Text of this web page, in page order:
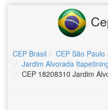
CEP Brasil CEP São Paulo
Jardim Alvorada
CEP 18208310 Jardim